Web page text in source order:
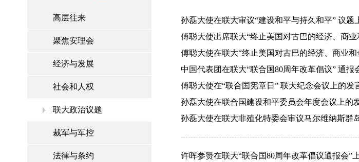
高层往来
聚焦安理会
经济与发展
社会和人权
联大政治议题
裁军与军控
法律与条约
孙磊大使在联大审议“建设和平与持久和平” 议题
傅聪大使出席联大“终止美国对古巴的经济、商业
傅聪大使在联大“终止美国对古巴的经济、商业和
中国代表团在联大“联合国80周年改革倡议” 通报
傅聪大使在“联合国宪章日” 联大纪念会议上的发
孙磊大使在联合国建设和平委员会年度会议上的发
孙磊大使在联大非殖化特委会审议马尔维纳斯群
许晖参赞在联大“联合国80周年改革倡议通报会”上